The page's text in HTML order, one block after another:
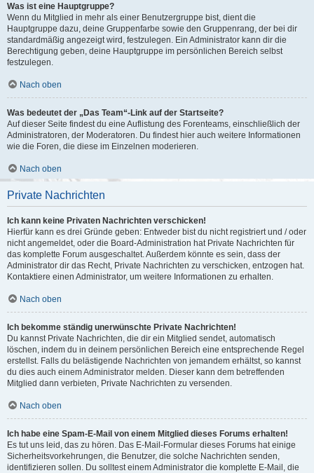
Was ist eine Hauptgruppe?
Wenn du Mitglied in mehr als einer Benutzergruppe bist, dient die
Hauptgruppe dazu, deine Gruppenfarbe sowie den Gruppenrang, der bei dir
standardmäßig angezeigt wird, festzulegen. Ein Administrator kann dir die
Berechtigung geben, deine Hauptgruppe im persönlichen Bereich selbst
festzulegen.
Nach oben
Was bedeutet der „Das Team“-Link auf der Startseite?
Auf dieser Seite findest du eine Auflistung des Forenteams, einschließlich der
Administratoren, der Moderatoren. Du findest hier auch weitere Informationen
wie die Foren, die diese im Einzelnen moderieren.
Nach oben
Private Nachrichten
Ich kann keine Privaten Nachrichten verschicken!
Hierfür kann es drei Gründe geben: Entweder bist du nicht registriert und / oder
nicht angemeldet, oder die Board-Administration hat Private Nachrichten für
das komplette Forum ausgeschaltet. Außerdem könnte es sein, dass der
Administrator dir das Recht, Private Nachrichten zu verschicken, entzogen hat.
Kontaktiere einen Administrator, um weitere Informationen zu erhalten.
Nach oben
Ich bekomme ständig unerwünschte Private Nachrichten!
Du kannst Private Nachrichten, die dir ein Mitglied sendet, automatisch
löschen, indem du in deinem persönlichen Bereich eine entsprechende Regel
erstellst. Falls du belästigende Nachrichten von jemandem erhältst, so kannst
du dies auch einem Administrator melden. Dieser kann dem betreffenden
Mitglied dann verbieten, Private Nachrichten zu versenden.
Nach oben
Ich habe eine Spam-E-Mail von einem Mitglied dieses Forums erhalten!
Es tut uns leid, das zu hören. Das E-Mail-Formular dieses Forums hat einige
Sicherheitsvorkehrungen, die Benutzer, die solche Nachrichten senden,
identifizieren sollen. Du solltest einem Administrator die komplette E-Mail, die